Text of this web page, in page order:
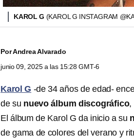
KAROL G (KAROL G INSTAGRAM
PorAndrea Alvarado
junio 09, 2025 a las 15:28 GMT-6
Karol G -de 34 años de edad-
de su nuevo álbum discográfico,
El álbum de Karol G da inicio a su
de gama de colores del verano y